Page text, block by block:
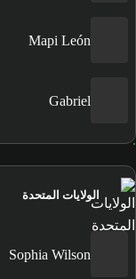
Mapi León
Gabriel
الولايات المتحدة
Sophia Wilson